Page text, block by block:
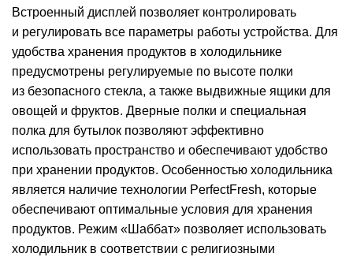
Встроенный дисплей позволяет контролировать
и регулировать все параметры работы устройства. Для
удобства хранения продуктов в холодильнике
предусмотрены регулируемые по высоте полки
из безопасного стекла, а также выдвижные ящики для
овощей и фруктов. Дверные полки и специальная
полка для бутылок позволяют эффективно
использовать пространство и обеспечивают удобство
при хранении продуктов. Особенностью холодильника
является наличие технологии PerfectFresh, которые
обеспечивают оптимальные условия для хранения
продуктов. Режим «Шаббат» позволяет использовать
холодильник в соответствии с религиозными